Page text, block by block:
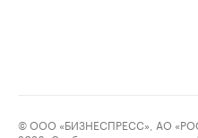
© ООО «БИЗНЕСПРЕСС», АО